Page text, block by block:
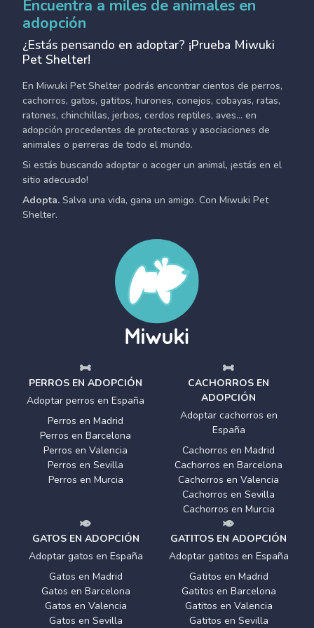
Encuentra a miles de animales en
adopción
¿Estás pensando en adoptar? ¡Prueba Miwuki
Pet Shelter!
En Miwuki Pet Shelter podrás encontrar cientos de perros,
cachorros, gatos, gatitos, hurones, conejos, cobayas, ratas,
ratones, chinchillas, jerbos, cerdos reptiles, aves... en
adopción procedentes de protectoras y asociaciones de
animales o perreras de todo el mundo.
Si estás buscando adoptar o acoger un animal, ¡estás en el
sitio adecuado!
Adopta. Salva una vida, gana un amigo. Con Miwuki Pet
Shelter.
PERROS EN ADOPCIÓN
Adoptar perros en España
Perros en Madrid
Perros en Barcelona
Perros en Valencia
Perros en Sevilla
Perros en Murcia
CACHORROS EN
ADOPCIÓN
Adoptar cachorros en
España
Cachorros en Madrid
Cachorros en Barcelona
Cachorros en Valencia
Cachorros en Sevilla
Cachorros en Murcia
GATOS EN ADOPCIÓN
Adoptar gatos en España
Gatos en Madrid
Gatos en Barcelona
Gatos en Valencia
Gatos en Sevilla
GATITOS EN ADOPCIÓN
Adoptar gatitos en España
Gatitos en Madrid
Gatitos en Barcelona
Gatitos en Valencia
Gatitos en Sevilla